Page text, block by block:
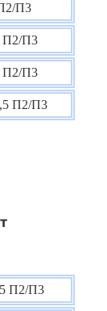
П3
П2/П3
П2/П3
П2/П3
П2/П3